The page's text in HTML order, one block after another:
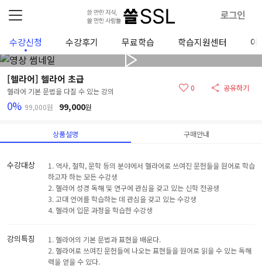
로그인
수강신청 수강후기 무료학습 학습지원센터 이
[헬라어] 헬라어 초급
헬라어 기본 문법을 다질 수 있는 강의
0% 99,000원 99,000원
0 공유하기
상품설명 구매안내
수강대상
1. 역사, 철학, 문학 등의 분야에서 헬라어로 쓰여진 문헌들을 원어로 학습
하고자 하는 모든 수강생
2. 헬라어 성경 독해 및 연구에 관심을 갖고 있는 신학 전공생
3. 고대 언어를 학습하는 데 관심을 갖고 있는 수강생
4. 헬라어 입문 과정을 학습한 수강생
강의특징
1. 헬라어의 기본 문법과 표현을 배운다.
2. 헬라어로 쓰여진 문헌들에 나오는 표현들을 원어로 읽을 수 있는 독해
력을 얻을 수 있다.